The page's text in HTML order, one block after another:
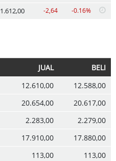
1.612,00 -2,64 -0.16%
JUAL
BELI
12.610,00
12.588,00
20.654,00
20.617,00
2.283,00
2.279,00
17.910,00
17.880,00
113,00
113,00